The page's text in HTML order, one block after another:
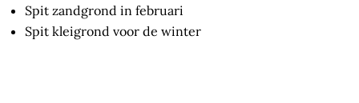
Spit zandgrond in februari
Spit kleigrond voor de winter